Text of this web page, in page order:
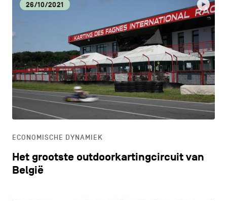
26/10/2021
ECONOMISCHE DYNAMIEK
Het grootste outdoorkartingcircuit van
België